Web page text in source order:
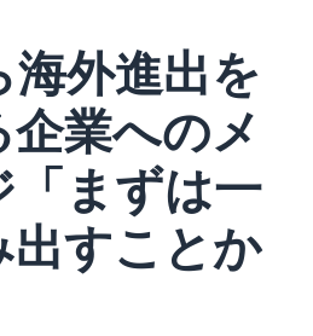
海外進出を
業へのメ
「まずは一
出すことか